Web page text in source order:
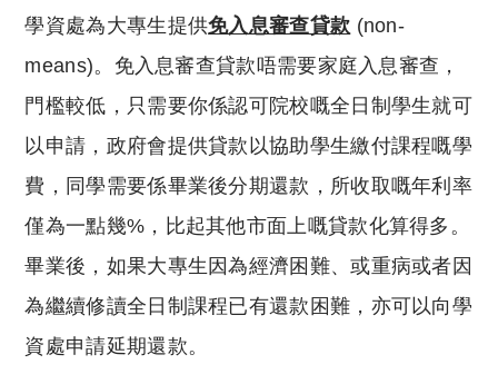
學資處為大專生提供免入息審查貸款 (non-
means)。免入息審查貸款唔需要家庭入息審查，
門檻較低，只需要你係認可院校嘅全日制學生就可
以申請，政府會提供貸款以協助學生繳付課程嘅學
費，同學需要係畢業後分期還款，所收取嘅年利率
僅為一點幾%，比起其他市面上嘅貸款化算得多。
畢業後，如果大專生因為經濟困難、或重病或者因
為繼續修讀全日制課程已有還款困難，亦可以向學
資處申請延期還款。